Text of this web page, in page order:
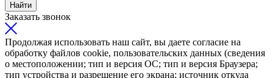
Найти
Заказать звонок
Продолжая использовать наш сайт, вы даете согласие на
обработку файлов cookie, пользовательских данных (сведения
о местоположении; тип и версия ОС; тип и версия Браузера;
тип устройства и разрешение его экрана; источник откуда